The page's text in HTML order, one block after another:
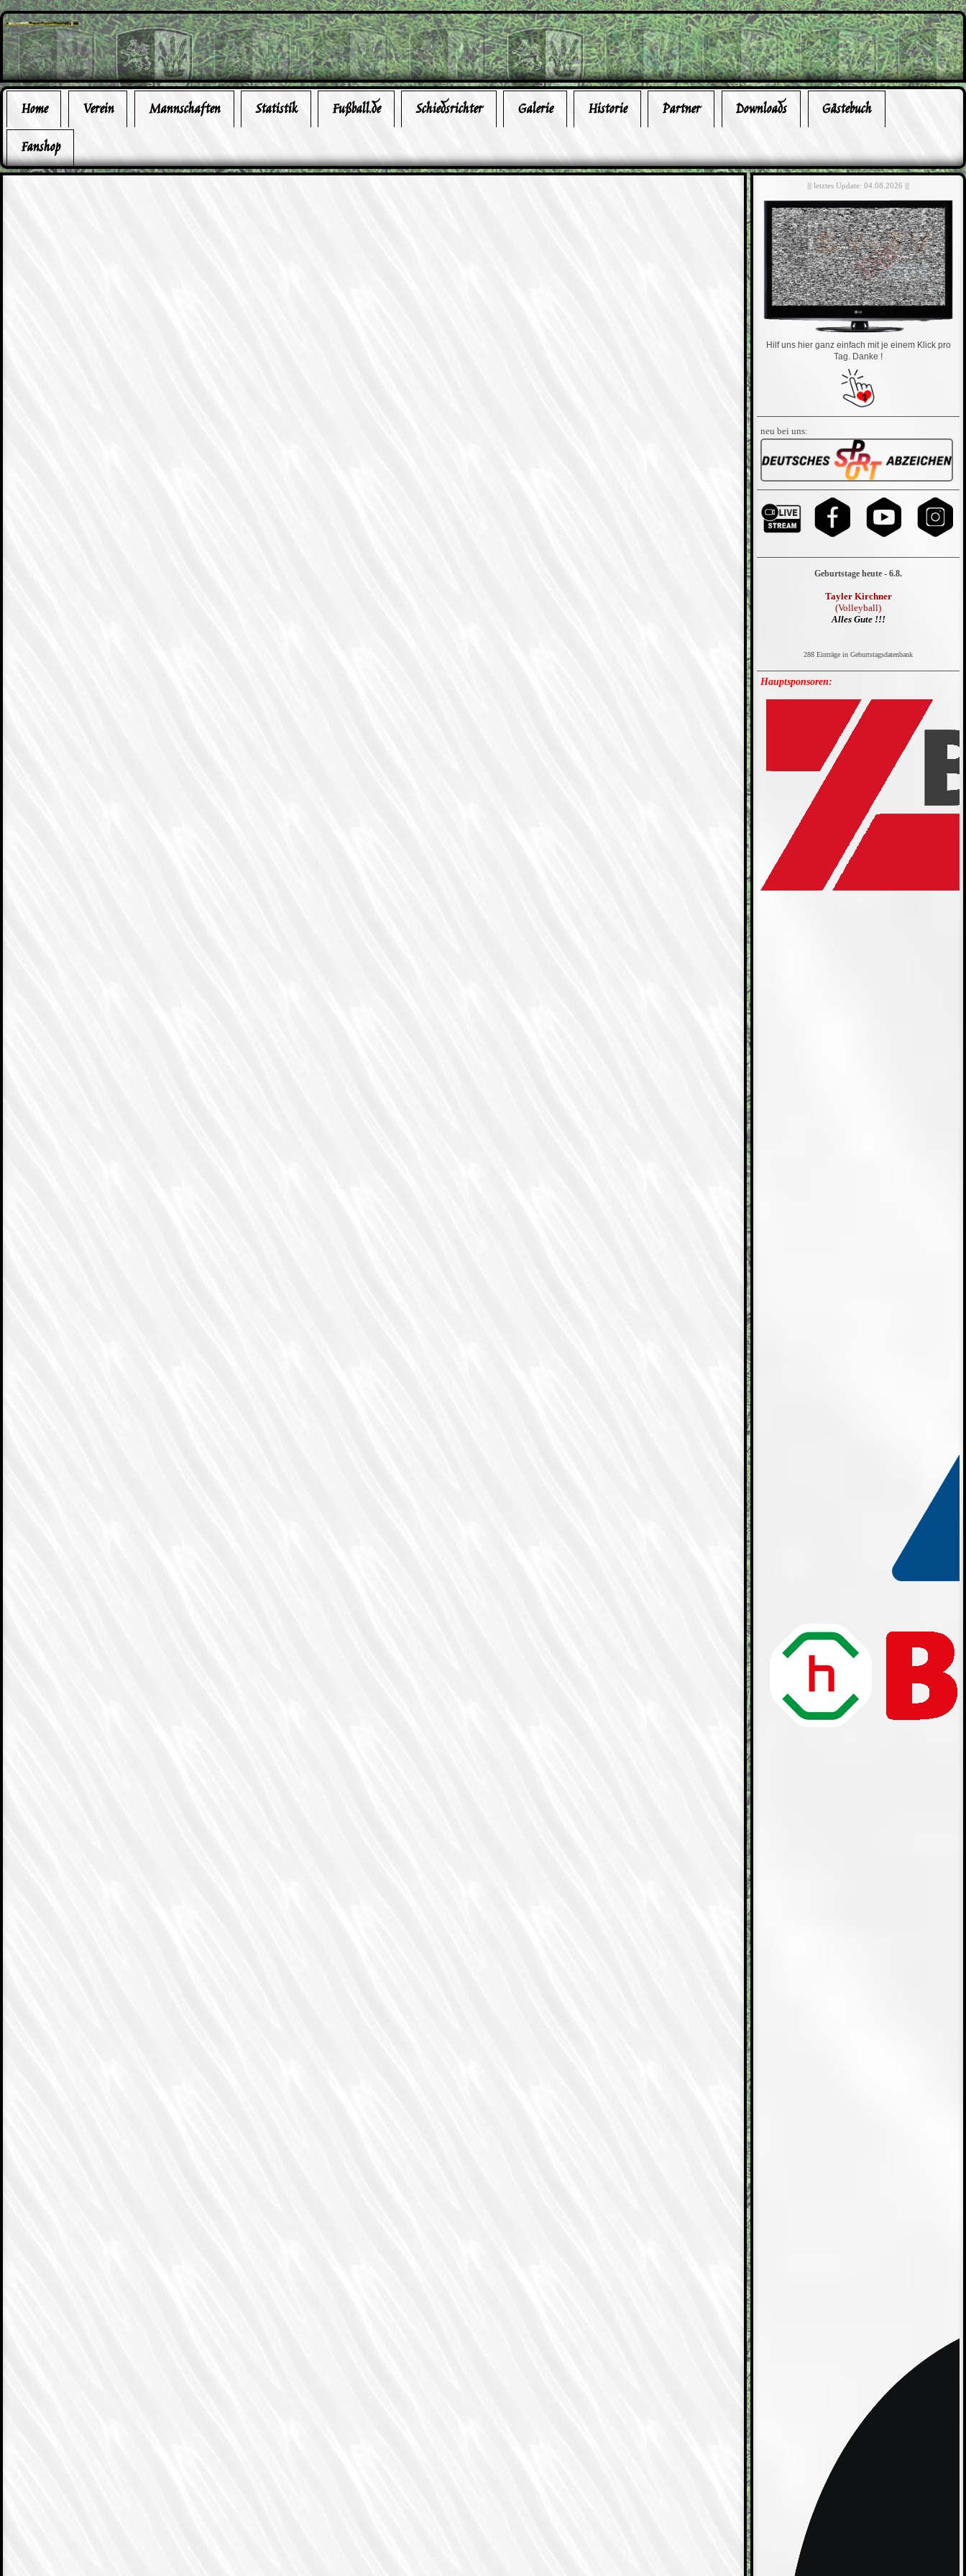
Home Verein Mannschaften Statistik Fußball.de Schiedsrichter Galerie Historie Partner Downloads
Gästebuch
Fanshop
||| letztes Update: 04.08.2026 |||
Hilf uns hier ganz einfach mit je einem Klick pro
Tag. Danke !
neu bei uns:
Geburtstage heute - 6.8.
Tayler Kirchner
(Volleyball)
Alles Gute !!!
288 Einträge in Geburtstagsdatenbank
Hauptsponsoren: